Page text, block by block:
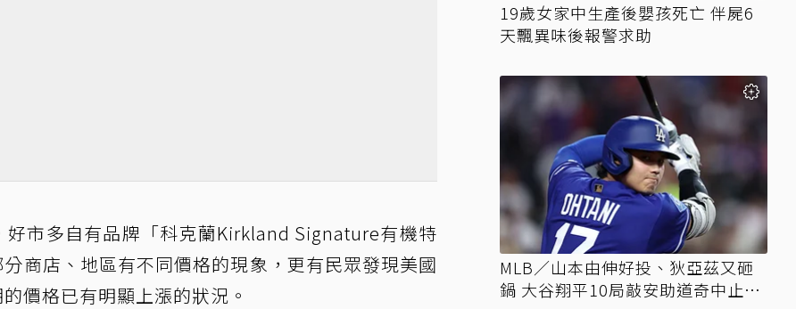
好市多自有品牌「科克蘭Kirkland Signature有機特
商店、地區有不同價格的現象，更有民眾發現美國
價格已有明顯上漲的狀況。
19歲女家中生產後嬰孩死亡 伴屍6
天飄異味後報警求助
MLB／山本由伸好投、狄亞茲又砸
鍋 大谷翔平10局敲安助道奇中止7